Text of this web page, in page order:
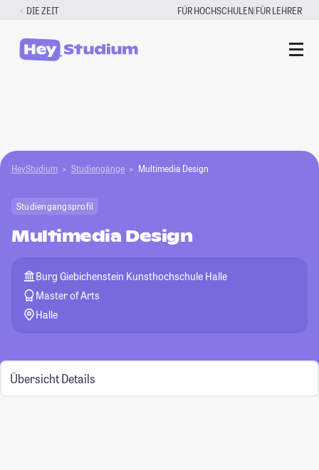
Zum
springen
DIE ZEIT FÜR HOCHSCHULEN|FÜR LEHRER
HeyStudium Studiengänge Multimedia Design
Studiengangsprofil
Multimedia Design
Burg Giebichenstein Kunsthochschule Halle
Master of Arts
Halle
Übersicht Details